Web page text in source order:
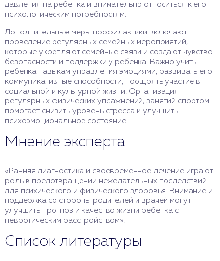
давления на ребенка и внимательно относиться к его
психологическим потребностям.
Дополнительные меры профилактики включают
проведение регулярных семейных мероприятий,
которые укрепляют семейные связи и создают чувство
безопасности и поддержки у ребенка. Важно учить
ребенка навыкам управления эмоциями, развивать его
коммуникативные способности, поощрять участие в
социальной и культурной жизни. Организация
регулярных физических упражнений, занятий спортом
помогает снизить уровень стресса и улучшить
психоэмоциональное состояние.
Мнение эксперта
«Ранняя диагностика и своевременное лечение играют
роль в предотвращении нежелательных последствий
для психического и физического здоровья. Внимание и
поддержка со стороны родителей и врачей могут
улучшить прогноз и качество жизни ребенка с
невротическим расстройством».
Список литературы